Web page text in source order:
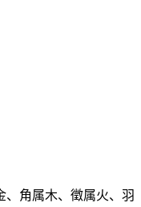
、角属木、徵属火、羽